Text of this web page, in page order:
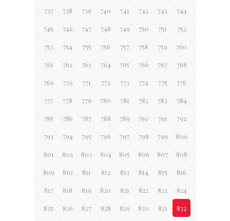
737 738 739 740 741 742 743 744
745 746 747 748 749 750 751 752
753 754 755 756 757 758 759 760
761 762 763 764 765 766 767 768
769 770 771 772 773 774 775 776
777 778 779 780 781 782 783 784
785 786 787 788 789 790 791 792
793 794 795 796 797 798 799 800
801 802 803 804 805 806 807 808
809 810 811 812 813 814 815 816
817 818 819 820 821 822 823 824
825 826 827 828 829 830 831 832